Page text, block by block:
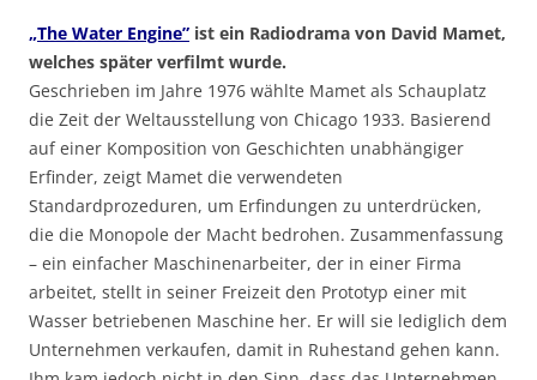
„The Water Engine” ist ein Radiodrama von David Mamet,
welches später verfilmt wurde.
Geschrieben im Jahre 1976 wählte Mamet als Schauplatz
die Zeit der Weltausstellung von Chicago 1933. Basierend
auf einer Komposition von Geschichten unabhängiger
Erfinder, zeigt Mamet die verwendeten
Standardprozeduren, um Erfindungen zu unterdrücken,
die die Monopole der Macht bedrohen. Zusammenfassung
– ein einfacher Maschinenarbeiter, der in einer Firma
arbeitet, stellt in seiner Freizeit den Prototyp einer mit
Wasser betriebenen Maschine her. Er will sie lediglich dem
Unternehmen verkaufen, damit in Ruhestand gehen kann.